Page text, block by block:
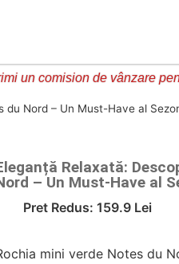
un comision de vânzare
du Nord – Un Must-Have al
Relaxată:
– Un Must-Have al
Pret Redus: 159.9 Lei
mini verde Notes du